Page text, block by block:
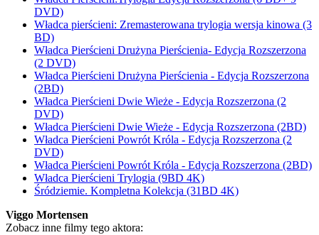
DVD)
Władca pierścieni: Zremasterowana trylogia wersja kinowa (3
BD)
Władca Pierścieni Drużyna Pierścienia- Edycja Rozszerzona
(2 DVD)
Władca Pierścieni Drużyna Pierścienia - Edycja Rozszerzona
(2BD)
Władca Pierścieni Dwie Wieże - Edycja Rozszerzona (2
DVD)
Władca Pierścieni Dwie Wieże - Edycja Rozszerzona (2BD)
Władca Pierścieni Powrót Króla - Edycja Rozszerzona (2
DVD)
Władca Pierścieni Powrót Króla - Edycja Rozszerzona (2BD)
Władca Pierścieni Trylogia (9BD 4K)
Śródziemie. Kompletna Kolekcja (31BD 4K)
Viggo Mortensen
Zobacz inne filmy tego aktora: